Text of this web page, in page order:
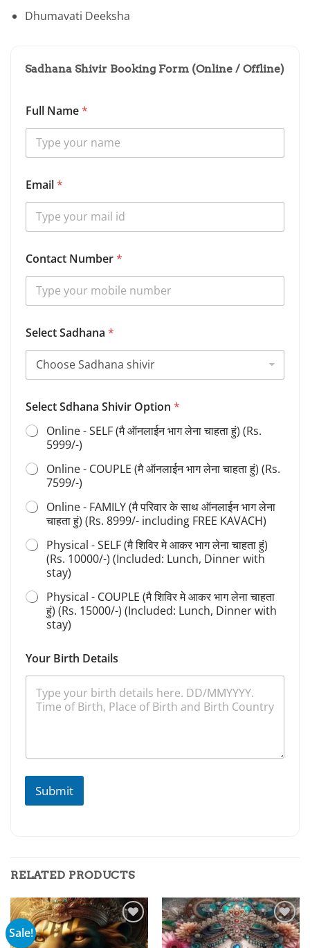
Dhumavati Deeksha
Sadhana Shivir Booking Form (Online / Offline)
e
l
c
C
o
n
a
t
Full Name*
Email*
Contact Number*
Select Sadhana *
Select Sdhana Shivir Option *
Online - SELF (मै ऑनलाईन भाग लेना चाहता हुं) (Rs.
5999/-)
Online - COUPLE (मै ऑनलाईन भाग लेना चाहता हुं) (Rs.
7599/-)
Online - FAMILY (मै परिवार के साथ ऑनलाईन भाग लेना
चाहता हुं) (Rs. 8999/- including FREE KAVACH)
Physical - SELF (मै शिविर मे आकर भाग लेना चाहता हुं)
(Rs. 10000/-) (Included: Lunch, Dinner with
stay)
Physical - COUPLE (मै शिविर मे आकर भाग लेना चाहता
हुं) (Rs. 15000/-) (Included: Lunch, Dinner with
stay)
Your Birth Details
Submit
RELATED PRODUCTS
Sale!
Add to
wishlist
Add to
wishlist